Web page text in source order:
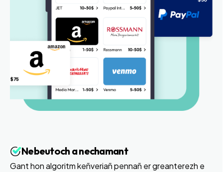
Nebeutoch a nechamant
Gant hon algoritm keñveriañ pennañ er greanterezh e